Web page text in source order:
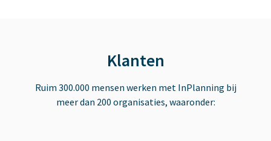
Klanten
Ruim 300.000 mensen werken met InPlanning bij
meer dan 200 organisaties, waaronder: